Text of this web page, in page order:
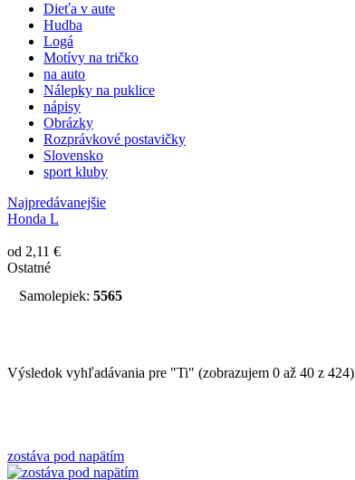
Dieťa v aute
Hudba
Logá
Motívy na tričko
na auto
Nálepky na puklice
nápisy
Obrázky
Rozprávkové postavičky
Slovensko
sport kluby
Najpredávanejšie
Honda L
od 2,11 €
Ostatné
Samolepiek: 5565
Výsledok vyhľadávania pre "Ti" (zobrazujem 0 až 40 z 424)
zostáva pod napätím